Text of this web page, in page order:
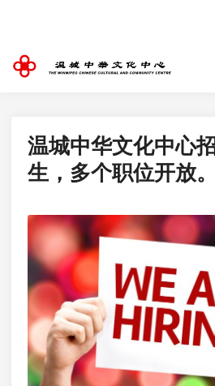
温城中华文化中心
生，多个职位开放。